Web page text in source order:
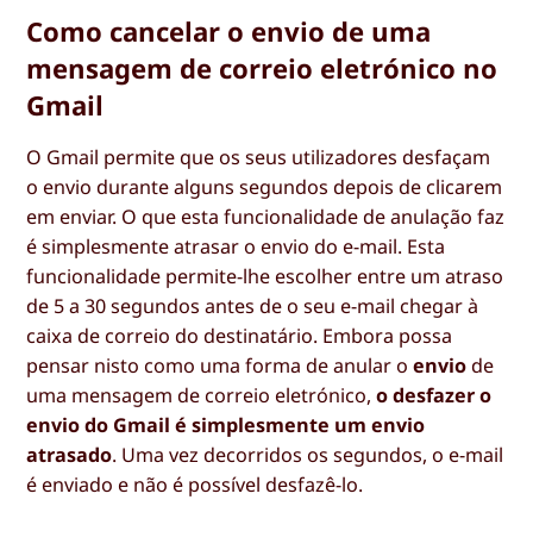
Como cancelar o envio de uma
mensagem de correio eletrónico no
Gmail
O Gmail permite que os seus utilizadores desfaçam
o envio durante alguns segundos depois de clicarem
em enviar. O que esta funcionalidade de anulação faz
é simplesmente atrasar o envio do e-mail. Esta
funcionalidade permite-lhe escolher entre um atraso
de 5 a 30 segundos antes de o seu e-mail chegar à
caixa de correio do destinatário. Embora possa
pensar nisto como uma forma de anular oenviode
uma mensagem de correio eletrónico,o desfazer o
envio do Gmail é simplesmente um envio
atrasado. Uma vez decorridos os segundos, o e-mail
é enviado e não é possível desfazê-lo.